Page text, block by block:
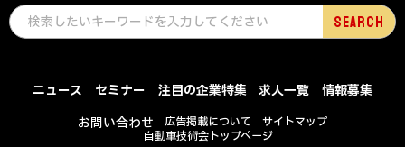
ニュース セミナー 注目の企業特集 求人一覧
情報募集
お問い合わせ
広告掲載について
サイトマップ
自動車技術会トップページ